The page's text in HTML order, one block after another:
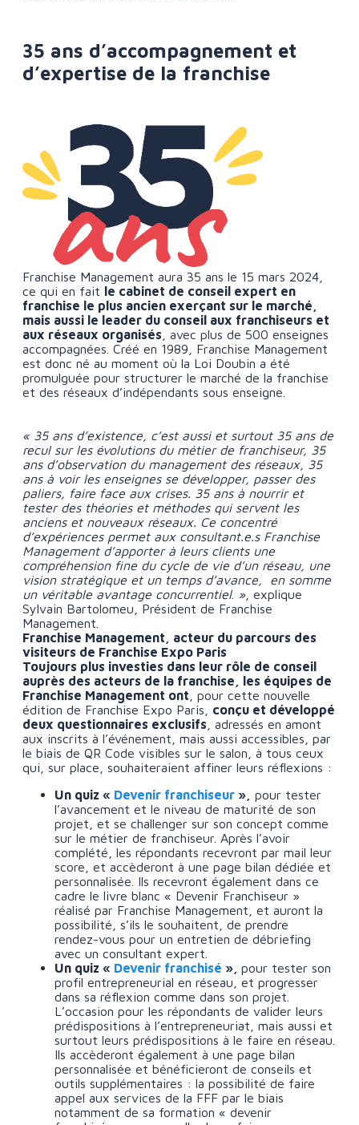
35 ans d’accompagnement et
d’expertise de la franchise
Franchise Management aura 35 ans le 15 mars 2024,
ce qui en fait le cabinet de conseil expert en
franchise le plus ancien exerçant sur le marché,
mais aussi le leader du conseil aux franchiseurs et
aux réseaux organisés , avec plus de 500 enseignes
accompagnées. Créé en 1989, Franchise Management
est donc né au moment où la Loi Doubin a été
promulguée pour structurer le marché de la franchise
et des réseaux d’indépendants sous enseigne.
« 35 ans d’existence, c’est aussi et surtout 35 ans de
recul sur les évolutions du métier de franchiseur, 35
ans d’observation du management des réseaux, 35
ans à voir les enseignes se développer, passer des
paliers, faire face aux crises. 35 ans à nourrir et
tester des théories et méthodes qui servent les
anciens et nouveaux réseaux. Ce concentré
d’expériences permet aux consultant.e.s Franchise
Management d’apporter à leurs clients une
compréhension fine du cycle de vie d’un réseau, une
vision stratégique et un temps d’avance, en somme
un véritable avantage concurrentiel. », explique
Sylvain Bartolomeu, Président de Franchise
Management.
Franchise Management, acteur du parcours des
visiteurs de Franchise Expo Paris
Toujours plus investies dans leur rôle de conseil
auprès des acteurs de la franchise, les équipes de
Franchise Management ont , pour cette nouvelle
édition de Franchise Expo Paris, conçu et développé
deux questionnaires exclusifs , adressés en amont
aux inscrits à l’événement, mais aussi accessibles, par
le biais de QR Code visibles sur le salon, à tous ceux
qui, sur place, souhaiteraient affiner leurs réflexions :
Un quiz « Devenir franchiseur »,
pour tester
l’avancement et le niveau de maturité de son
projet, et se challenger sur son concept comme
sur le métier de franchiseur. Après l’avoir
complété, les répondants recevront par mail leur
score, et accèderont à une page bilan dédiée et
personnalisée. Ils recevront également dans ce
cadre le livre blanc « Devenir Franchiseur »
réalisé par Franchise Management, et auront la
possibilité, s’ils le souhaitent, de prendre
rendez-vous pour un entretien de débriefing
avec un consultant expert.
Un quiz « Devenir franchisé »,pour tester son
profil entrepreneurial en réseau, et progresser
dans sa réflexion comme dans son projet.
L’occasion pour les répondants de valider leurs
prédispositions à l’entrepreneuriat, mais aussi et
surtout leurs prédispositions à le faire en réseau.
Ils accèderont également à une page bilan
personnalisée et bénéficieront de conseils et
outils supplémentaires : la possibilité de faire
appel aux services de la FFF par le biais
notamment de sa formation « devenir